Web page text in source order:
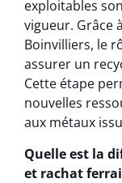
exploitables
vigueur. Grâce
Boinvilliers, le
assurer un
Cette étape
nouvelles
aux métaux
Quelle est la
et rachat